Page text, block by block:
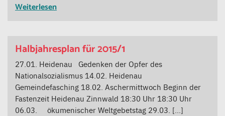
Weiterlesen
Halbjahresplan für 2015/1
27.01. Heidenau Gedenken der Opfer des
Nationalsozialismus 14.02. Heidenau
Gemeindefasching 18.02. Aschermittwoch Beginn der
Fastenzeit Heidenau Zinnwald 18:30 Uhr 18:30 Uhr
06.03. ökumenischer Weltgebetstag 29.03. […]